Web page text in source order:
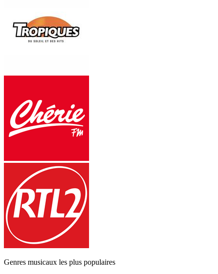
Genres musicaux les plus populaires